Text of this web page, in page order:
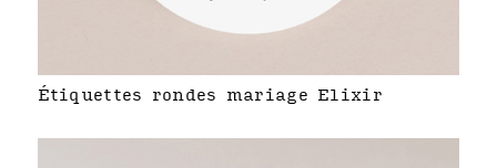
Étiquettes rondes mariage Elixir